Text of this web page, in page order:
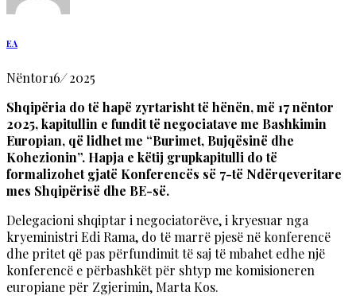
EA
Nëntor16/2025
Shqipëria do të hapë zyrtarisht të hënën, më 17 nëntor
2025, kapitullin e fundit të negociatave me Bashkimin
Europian, që lidhet me “Burimet, Bujqësinë dhe
Kohezionin”. Hapja e këtij grupkapitulli do të
formalizohet gjatë Konferencës së 7-të Ndërqeveritare
mes Shqipërisë dhe BE-së.
Delegacioni shqiptar i negociatorëve, i kryesuar nga
kryeministri Edi Rama, do të marrë pjesë në konferencë
dhe pritet që pas përfundimit të saj të mbahet edhe një
konferencë e përbashkët për shtyp me komisioneren
europiane për Zgjerimin, Marta Kos.